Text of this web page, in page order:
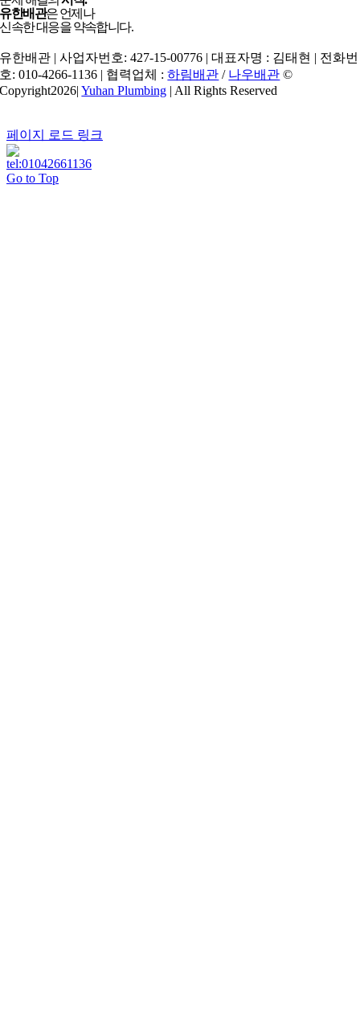
유한배관은 언제나
신속한 대응을 약속합니다.
유한배관 | 사업자번호: 427-15-00776 | 대표자명 : 김태현 | 전화번
호: 010-4266-1136 | 협력업체 :하림배관 / 나우배관 ©
Copyright2026|Yuhan Plumbing | All Rights Reserved
페이지 로드 링크
Go to Top